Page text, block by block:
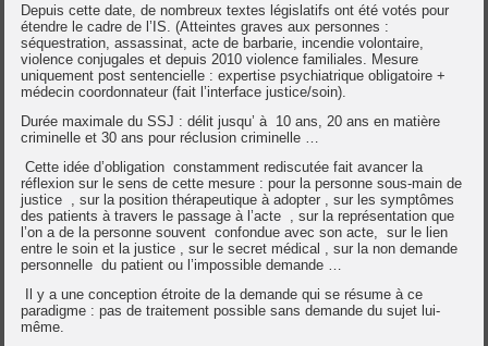
Depuis cette date, de nombreux textes législatifs ont été votés pour
étendre le cadre de l’IS. (Atteintes graves aux personnes :
séquestration, assassinat, acte de barbarie, incendie volontaire,
violence conjugales et depuis 2010 violence familiales. Mesure
uniquement post sentencielle : expertise psychiatrique obligatoire +
médecin coordonnateur (fait l’interface justice/soin).
Durée maximale du SSJ : délit jusqu’ à 10 ans, 20 ans en matière
criminelle et 30 ans pour réclusion criminelle …
Cette idée d’obligation constamment rediscutée fait avancer la
réflexion sur le sens de cette mesure : pour la personne sous-main de
justice , sur la position thérapeutique à adopter , sur les symptômes
des patients à travers le passage à l’acte , sur la représentation que
l’on a de la personne souvent confondue avec son acte, sur le lien
entre le soin et la justice , sur le secret médical , sur la non demande
personnelle du patient ou l’impossible demande …
Il y a une conception étroite de la demande qui se résume à ce
paradigme : pas de traitement possible sans demande du sujet lui-
même.